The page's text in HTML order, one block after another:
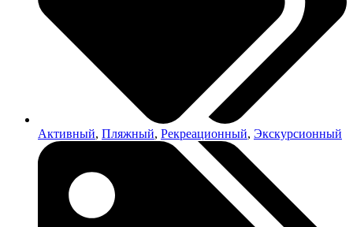
Активный, Пляжный, Рекреационный, Экскурсионный